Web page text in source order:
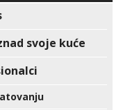
svoje kuće